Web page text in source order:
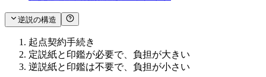
逆説の構造
起点契約手続き
定説紙と印鑑が必要で、負担が大きい
逆説紙と印鑑は不要で、負担が小さい